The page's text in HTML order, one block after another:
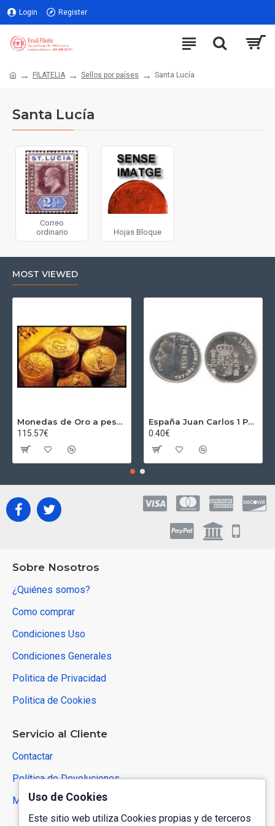
Login Register
FILATELIA Sellos por países Santa Lucía
Santa Lucía
Correo
ordinario
Hojas Bloque
MOST VIEWED
Monedas de Oro a peso por gramos al precio del día + 2,5% Au
115.57€
España Juan Carlos 1 Peseta JC 1989 Madrid ND
0.40€
Sobre Nosotros
¿Quiénes somos?
Como comprar
Condiciones Uso
Condiciones Generales
Politica de Privacidad
Politica de Cookies
Servicio al Cliente
Contactar
Política de Devoluciones
Mapa del Sitio
Uso de Cookies
Este sitio web utiliza Cookies propias y de terceros